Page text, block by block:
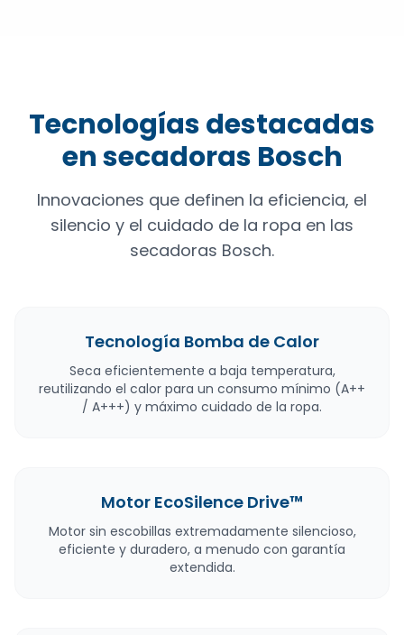
Tecnologías destacadas
en secadoras Bosch
Innovaciones que definen la eficiencia, el
silencio y el cuidado de la ropa en las
secadoras Bosch.
Tecnología Bomba de Calor
Seca eficientemente a baja temperatura,
reutilizando el calor para un consumo mínimo (A++
/ A+++) y máximo cuidado de la ropa.
Motor EcoSilence Drive™
Motor sin escobillas extremadamente silencioso,
eficiente y duradero, a menudo con garantía
extendida.